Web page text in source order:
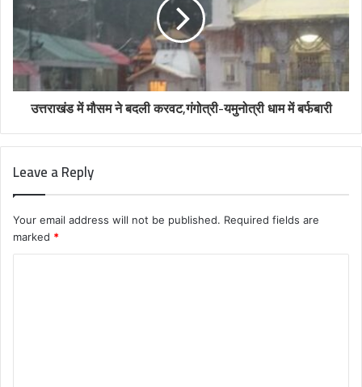
उत्तराखंड में मौसम ने बदली करवट,गंगोत्री-यमुनोत्री धाम में बर्फबारी
Leave a Reply
Your email address will not be published. Required fields are
marked *